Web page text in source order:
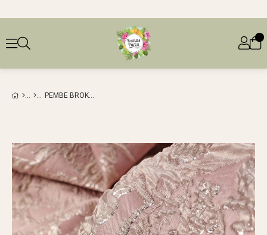
PEMBE BROKAR (EN 140 CM X BOY 480 CM)